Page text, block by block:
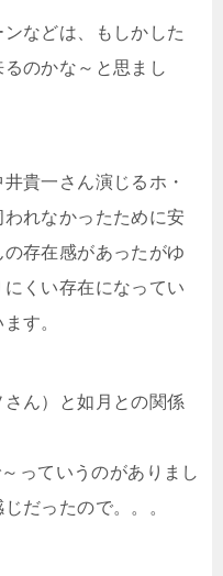
などは、もしかした
のかな～と思まし
貴一さん演じるホ・
れなかったために安
存在感があったがゆ
くい存在になってい
す。
ん）と如月との関係
っていうのがありまし
だったので。。。